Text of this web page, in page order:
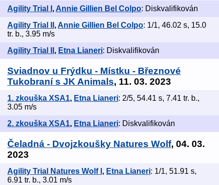
Agility Trial I , Annie Gillien Bel Colpo: Diskvalifikován
Agility Trial II ,Annie Gillien Bel Colpo: 1/1, 46.02 s, 15.0
tr. b., 3.95 m/s
Agility Trial II , Etna Lianeri: Diskvalifikován
Sviadnov u Frýdku - Místku - Březnové
Tukobraní s JK Animals, 11. 03. 2023
1. zkouška XSA1, Etna Lianeri: 2/5, 54.41 s, 7.41 tr. b.,
3.05 m/s
2. zkouška XSA1, Etna Lianeri: Diskvalifikován
Čeladná - Dvojzkoušky Natures Wolf, 04. 03.
2023
Agility Trial Natures Wolf I , Etna Lianeri: 1/1, 51.91 s,
6.91 tr. b., 3.01 m/s